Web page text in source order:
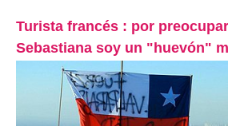
Turista francés : por
Sebastiana soy un "huevón"